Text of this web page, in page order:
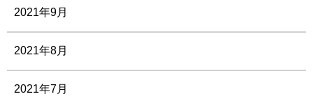
2021年9月
2021年8月
2021年7月